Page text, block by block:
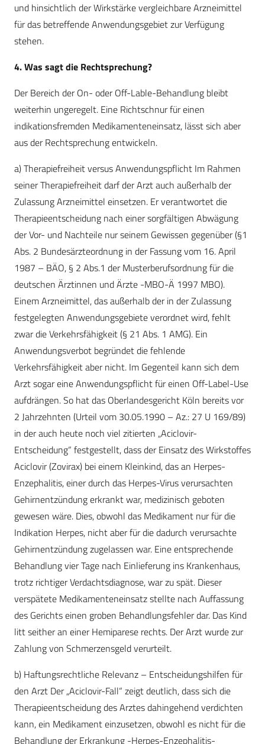
und hinsichtlich der Wirkstärke vergleichbare Arzneimittel
für das betreffende Anwendungsgebiet zur Verfügung
stehen.
4. Was sagt die Rechtsprechung?
Der Bereich der On- oder Off-Lable-Behandlung bleibt
weiterhin ungeregelt. Eine Richtschnur für einen
indikationsfremden Medikamenteneinsatz, lässt sich aber
aus der Rechtsprechung entwickeln.
a) Therapiefreiheit versus Anwendungspflicht Im Rahmen
seiner Therapiefreiheit darf der Arzt auch außerhalb der
Zulassung Arzneimittel einsetzen. Er verantwortet die
Therapieentscheidung nach einer sorgfältigen Abwägung
der Vor- und Nachteile nur seinem Gewissen gegenüber (§1
Abs. 2 Bundesärzteordnung in der Fassung vom 16. April
1987 – BÄO, § 2 Abs.1 der Musterberufsordnung für die
deutschen Ärztinnen und Ärzte -MBO-Ä 1997 MBO).
Einem Arzneimittel, das außerhalb der in der Zulassung
festgelegten Anwendungsgebiete verordnet wird, fehlt
zwar die Verkehrsfähigkeit (§ 21 Abs. 1 AMG). Ein
Anwendungsverbot begründet die fehlende
Verkehrsfähigkeit aber nicht. Im Gegenteil kann sich dem
Arzt sogar eine Anwendungspflicht für einen Off-Label-Use
aufdrängen. So hat das Oberlandesgericht Köln bereits vor
2 Jahrzehnten (Urteil vom 30.05.1990 – Az.: 27 U 169/89)
in der auch heute noch viel zitierten „Aciclovir-
Entscheidung“ festgestellt, dass der Einsatz des Wirkstoffes
Aciclovir (Zovirax) bei einem Kleinkind, das an Herpes-
Enzephalitis, einer durch das Herpes-Virus verursachten
Gehirnentzündung erkrankt war, medizinisch geboten
gewesen wäre. Dies, obwohl das Medikament nur für die
Indikation Herpes, nicht aber für die dadurch verursachte
Gehirnentzündung zugelassen war. Eine entsprechende
Behandlung vier Tage nach Einlieferung ins Krankenhaus,
trotz richtiger Verdachtsdiagnose, war zu spät. Dieser
verspätete Medikamenteneinsatz stellte nach Auffassung
des Gerichts einen groben Behandlungsfehler dar. Das Kind
litt seither an einer Hemiparese rechts. Der Arzt wurde zur
Zahlung von Schmerzensgeld verurteilt.
b) Haftungsrechtliche Relevanz – Entscheidungshilfen für
den Arzt Der „Aciclovir-Fall“ zeigt deutlich, dass sich die
Therapieentscheidung des Arztes dahingehend verdichten
kann, ein Medikament einzusetzen, obwohl es nicht für die
Behandlung der Erkrankung -Herpes-Enzephalitis-